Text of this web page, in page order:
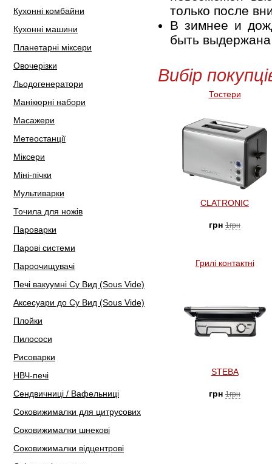
Кухонні комбайни
Кухонні машини
Планетарні міксери
Овочерізки
Льодогенератори
Манікюрні набори
Масажери
Метеостанції
Міксери
Міні-пічки
Мультиварки
Точила для ножів
Пароварки
Парові системи
Пароочищувачі
Печі вакуумні Су Вид (Sous Vide)
Аксесуари до Су Вид (Sous Vide)
Плойки
Пилососи
Рисоварки
НВЧ-печі
Сендвичниці / Вафельниці
Соковижималки для цитрусових
Соковижималки шнекові
Соковижималки відцентрові
только после
В зимнее и
быть
Вибір
Тостери
CLATRONIC
грн 1грн
Грилі контактні
STEBA
грн 1грн